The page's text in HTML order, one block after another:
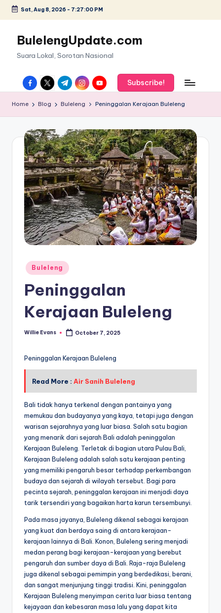
Skip
content
Sat, Aug 8, 2026 - 7:27:01 PM
BulelengUpdate.com
Suara Lokal, Sorotan Nasional
facebook.com
twitter.com
t.me instagram.com
youtube.comSubscribe!
Home Blog Buleleng Peninggalan Kerajaan Buleleng
Posted
in
Buleleng
Peninggalan
Kerajaan Buleleng
Posted
Willie Evans October 7, 2025
Peninggalan Kerajaan Buleleng
Read More : Air Sanih Buleleng
Bali tidak hanya terkenal dengan pantainya yang
memukau dan budayanya yang kaya, tetapi juga dengan
warisan sejarahnya yang luar biasa. Salah satu bagian
yang menarik dari sejarah Bali adalah peninggalan
Kerajaan Buleleng. Terletak di bagian utara Pulau Bali,
Kerajaan Buleleng adalah salah satu kerajaan penting
yang memiliki pengaruh besar terhadap perkembangan
budaya dan sejarah di wilayah tersebut. Bagi para
pecinta sejarah, peninggalan kerajaan ini menjadi daya
tarik tersendiri yang bagaikan harta karun tersembunyi.
Pada masa jayanya, Buleleng dikenal sebagai kerajaan
yang kuat dan berdaya saing di antara kerajaan-
kerajaan lainnya di Bali. Konon, Buleleng sering menjadi
medan perang bagi kerajaan-kerajaan yang berebut
pengaruh dan sumber daya di Bali. Raja-raja Buleleng
juga dikenal sebagai pemimpin yang berdedikasi, berani,
dan sangat menjunjung tinggi tradisi. Kini, peninggalan
Kerajaan Buleleng menyimpan cerita luar biasa tentang
kejayaan dan kebesaran masa lalu yang dapat kita